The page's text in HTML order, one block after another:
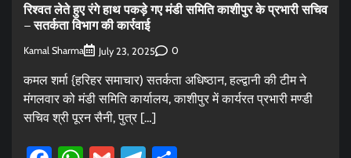
रिश्वत लेते हुए रंगे हाथ पकड़े गए मंडी समिति काशीपुर के प्रभारी सचिव
– सतर्कता विभाग की कार्रवाई
Kamal Sharma July 23, 2025 0
कमल शर्मा {हरिहर समाचार) सतर्कता अधिष्ठान, हल्द्वानी की टीम ने
मंगलवार को मंडी समिति कार्यालय, काशीपुर में कार्यरत प्रभारी मण्डी
सचिव श्री पूरन सैनी, पुत्र […]